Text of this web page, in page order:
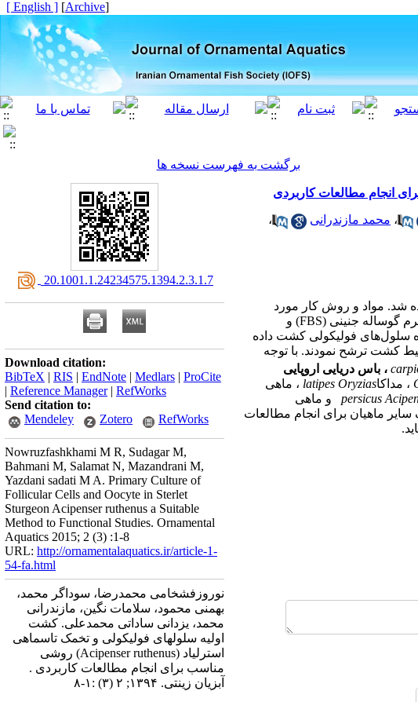
[
Archive
]
[ English ]
برگشت به فهرست نسخه ها
، محمد مازندرانی
،
شد. مواد و روش کار مورد
گوساله جنینی (FBS) و
سلول‌های فولیکولی کشت داده
کشت ترشح نمودند. با توجه
، باس دریایی اروپایی
، مداکاOryzias
latipes ، ماهی
persicus
و ماهی
ماهیان برای انجام مطالعات
‎ 20.1001.1.24234575.1394.2.3.1.7
Download citation:
BibTeX | RIS | EndNote | Medlars | ProCite
| Reference Manager| RefWorks
Send citation to:
Mendeley
Zotero RefWorks
Nowruzfashkhami M R, Sudagar M,
Bahmani M, Salamat N, Mazandrani M,
Yazdani sadati M A. Primary Culture of
Follicular Cells and Oocyte in Sterlet
Sturgeon Acipenser ruthenus a Suitable
Method to Functional Studies. Ornamental
Aquatics 2015; 2 (3) :1-8
URL: http://ornamentalaquatics.ir/article-1-
54-fa.html
نوروزفشخامی محمدرضا، سوداگر محمد،
بهمنی محمود، سلامات نگین، مازندرانی
محمد، یزدانی ساداتی محمدعلی. کشت
اولیه سلولهای فولیکولی و تخمک تاسماهی
استرلیاد (Acipenser ruthenus) روشی
مناسب برای انجام مطالعات کاربردی .
آبزیان زینتی. ۱۳۹۴; ۲ (۳) :۱-۸